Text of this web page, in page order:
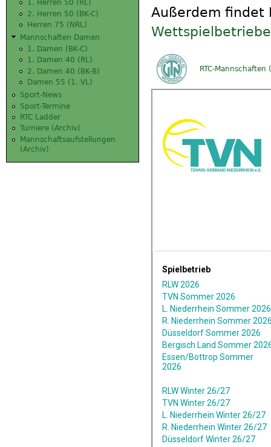
1. Herren 50 (RL)
2. Herren 50 (BK-C)
Herren 75 (NRL)
Mannschaften Damen
1. Damen (BK-C)
1. Damen 40 (RL)
2. Damen 40 (BK-B)
Damen 55 (1. VL)
Sport-News
Sport-Termine
RTC Ladder
Turniere (Archiv)
Mannschaftsaufstellungen
(Archiv)
Außerdem findet
RTC-